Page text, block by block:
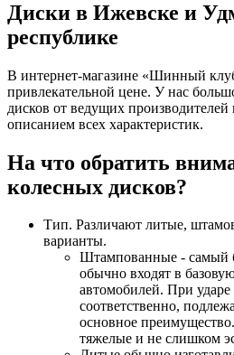
Диски в Ижевске и
республике
В интернет-магазине «Шинный
привлекательной цене. У нас
дисков от ведущих
описанием всех характеристик.
На что обратить
колесных дисков?
Тип. Различают литые,
варианты.
Штампованные - самый
обычно входят в
автомобилей. При
соответственно,
основное
тяжелые и не слишком